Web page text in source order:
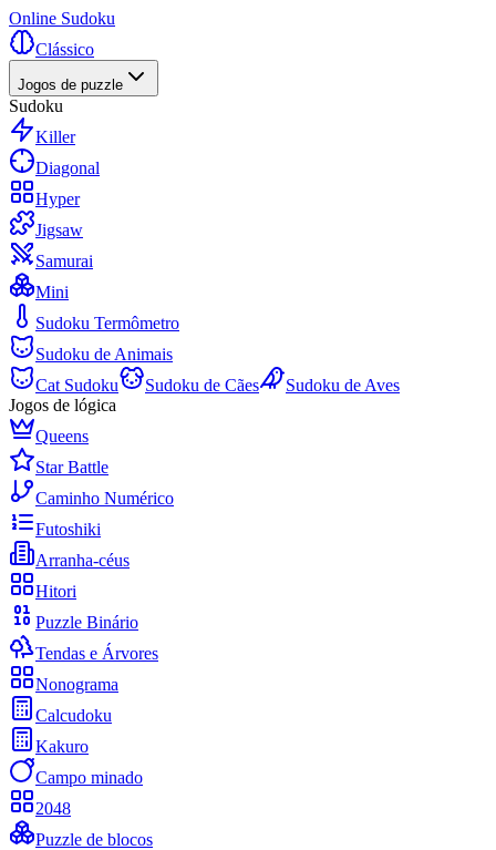
Online Sudoku
Clássico
Jogos de puzzle
Sudoku
Killer
Diagonal
Hyper
Jigsaw
Samurai
Mini
Sudoku Termômetro
Sudoku de Animais
Cat Sudoku
Sudoku de Cães
Sudoku de Aves
Jogos de lógica
Queens
Star Battle
Caminho Numérico
Futoshiki
Arranha-céus
Hitori
Puzzle Binário
Tendas e Árvores
Nonograma
Calcudoku
Kakuro
Campo minado
2048
Puzzle de blocos